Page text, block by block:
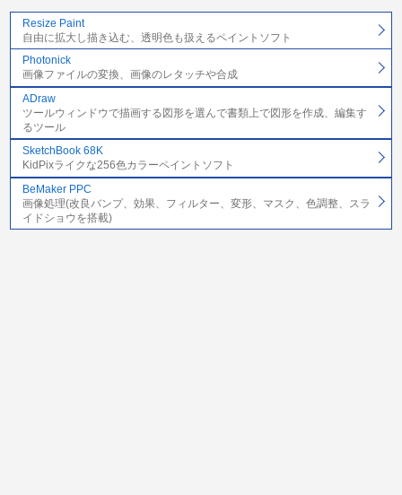
Resize Paint
自由に拡大し描き込む、透明色も扱えるペイントソフト
Photonick
画像ファイルの変換、画像のレタッチや合成
ADraw
ツールウィンドウで描画する図形を選んで書類上で図形を作成、編集す
るツール
SketchBook 68K
KidPixライクな256色カラーペイントソフト
BeMaker PPC
画像処理(改良バンプ、効果、フィルター、変形、マスク、色調整、スラ
イドショウを搭載)